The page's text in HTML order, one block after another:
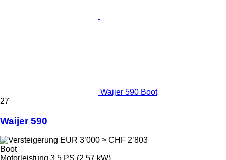
Waijer 590 Boot
27
Waijer 590
EUR 3’000 ≈ CHF 2’803
Boot